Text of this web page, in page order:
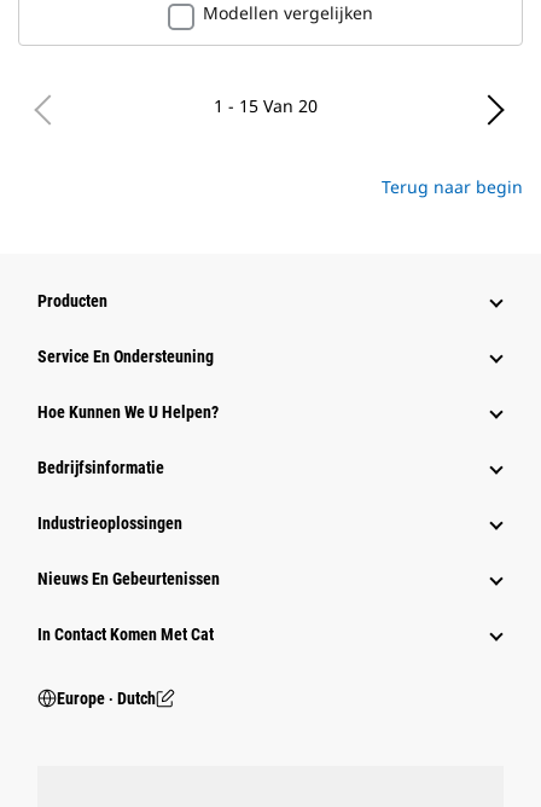
Modellen vergelijken
1 - 15 Van 20
Terug naar begin
Producten
Service En Ondersteuning
Hoe Kunnen We U Helpen?
Bedrijfsinformatie
Industrieoplossingen
Nieuws En Gebeurtenissen
In Contact Komen Met Cat
Europe ‧ Dutch